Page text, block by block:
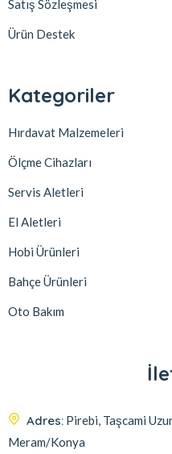
Satış Sözleşmesi
Ürün Destek
Kategoriler
Hırdavat Malzemeleri
Ölçme Cihazları
Servis Aletleri
El Aletleri
Hobi Ürünleri
Bahçe Ürünleri
Oto Bakım
Adres: Pirebi, Taşcami
Meram/Konya